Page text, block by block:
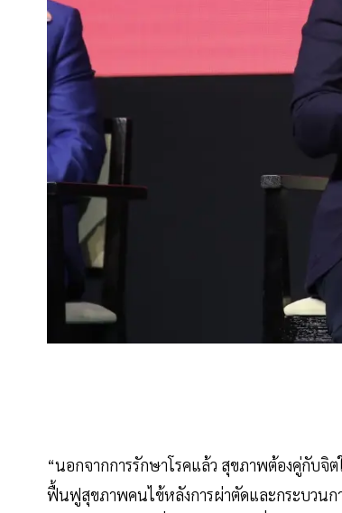
“นอกจากการรักษาโรคแล้ว สุขภาพต้องคู่กับจิ
ฟื้นฟูสุขภาพคนไข้หลังการผ่าตัดและกระบวนก